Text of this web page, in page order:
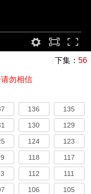
下集： 56
勿相信
136 135
130 129
124 123
118 117
112 111
106 105